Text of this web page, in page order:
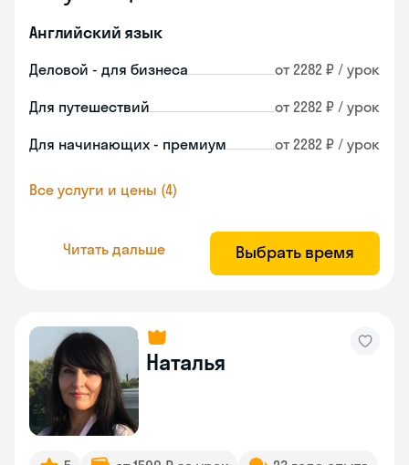
Английский язык
Деловой - для бизнеса от 2282 ₽ / урок
Для путешествий от 2282 ₽ / урок
Для начинающих - премиум от 2282 ₽ / урок
Все услуги и цены (4)
Читать дальше Выбрать время
Наталья